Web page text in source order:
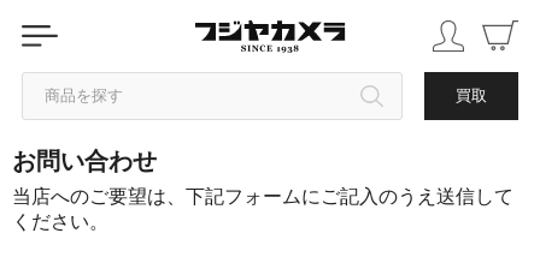
商品を探す 買取
カテゴリから探す
ブランドから探す
お問い合わせ
当店へのご要望は、下記フォームにご記入のうえ送信して
ください。